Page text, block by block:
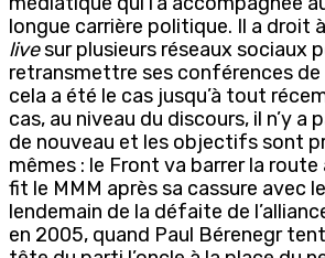
longue carrière politique. Il a droit
livesur plusieurs réseaux sociaux
retransmettre ses conférences de
cela a été le cas jusqu’à tout
cas, au niveau du discours, il n’y a
de nouveau et les objectifs sont
mêmes : le Front va barrer la route
fit le MMM après sa cassure avec
lendemain de la défaite de
en 2005, quand Paul Bérenegr